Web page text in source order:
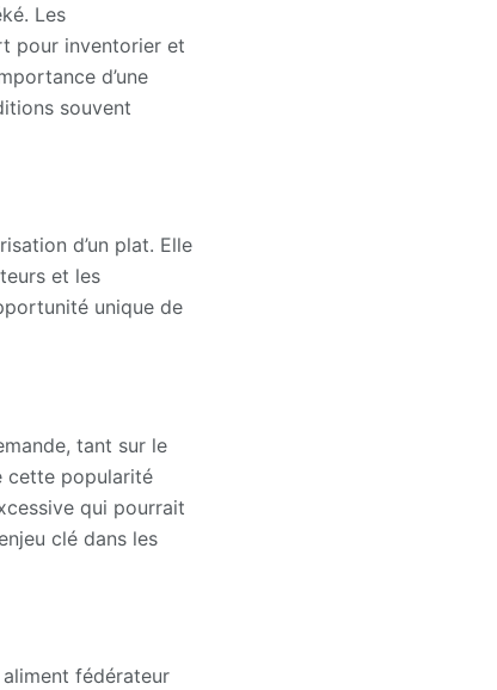
Les
pour inventorier et
d’une
souvent
d’un plat. Elle
et les
unique de
tant sur le
cette popularité
qui pourrait
clé dans les
fédérateur